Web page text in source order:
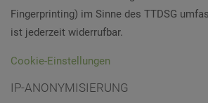
Fingerprinting) im Sinne des TTDSG
ist jederzeit widerrufbar.
Cookie-Einstellungen
IP-ANONYMISIERUNG